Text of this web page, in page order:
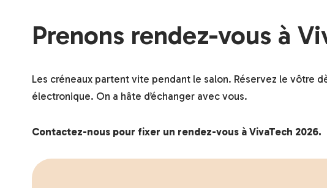
Prenons rendez-vous à
Les créneaux partent vite pendant le salon. Réservez le vôtre
électronique. On a hâte d’échanger avec vous.
Contactez-nous pour fixer un rendez-vous à VivaTech 2026.